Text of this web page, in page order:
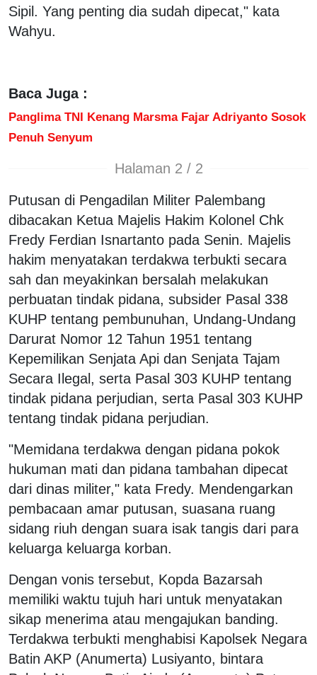
Sipil. Yang penting dia sudah dipecat," kata
Wahyu.
Baca Juga :
Panglima TNI Kenang Marsma Fajar Adriyanto Sosok
Penuh Senyum
Halaman 2 / 2
Putusan di Pengadilan Militer Palembang
dibacakan Ketua Majelis Hakim Kolonel Chk
Fredy Ferdian Isnartanto pada Senin. Majelis
hakim menyatakan terdakwa terbukti secara
sah dan meyakinkan bersalah melakukan
perbuatan tindak pidana, subsider Pasal 338
KUHP tentang pembunuhan, Undang-Undang
Darurat Nomor 12 Tahun 1951 tentang
Kepemilikan Senjata Api dan Senjata Tajam
Secara Ilegal, serta Pasal 303 KUHP tentang
tindak pidana perjudian, serta Pasal 303 KUHP
tentang tindak pidana perjudian.
"Memidana terdakwa dengan pidana pokok
hukuman mati dan pidana tambahan dipecat
dari dinas militer," kata Fredy. Mendengarkan
pembacaan amar putusan, suasana ruang
sidang riuh dengan suara isak tangis dari para
keluarga keluarga korban.
Dengan vonis tersebut, Kopda Bazarsah
memiliki waktu tujuh hari untuk menyatakan
sikap menerima atau mengajukan banding.
Terdakwa terbukti menghabisi Kapolsek Negara
Batin AKP (Anumerta) Lusiyanto, bintara